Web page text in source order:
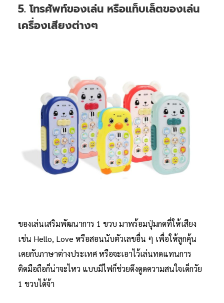
5. โทรศัพท์ของเล่น หรือแท็บเล็ตของเล่น
เครื่องเสียงต่างๆ
ของเล่นเสริมพัฒนาการ 1 ขวบ มาพร้อมปุ่มกดที่ให้เสียง
เช่น Hello, Love หรือสอนนับตัวเลขอื่น ๆ เพื่อให้ลูกคุ้น
เคยกับภาษาต่างประเทศ หรือจะเอาไว้เล่นทดแทนการ
ติดมือถือก็น่าจะไหว แบบมีไฟก็ช่วยดึงดูดความสนใจเด็กวัย
1 ขวบได้จ้า